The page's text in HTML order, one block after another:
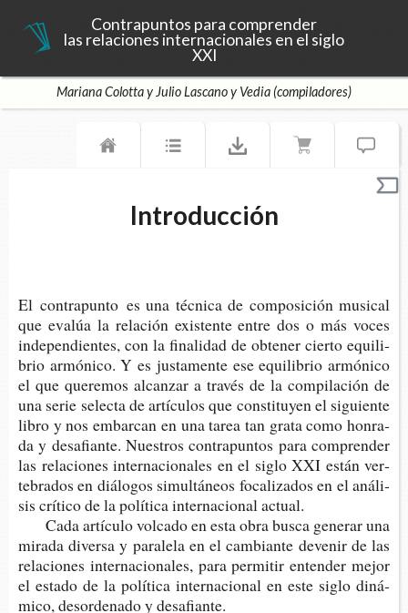
Contrapuntos para comprender
las relaciones internacionales en el siglo
XXI
Mariana Colotta y Julio Lascano y Vedia (compiladores)
Introducción
El con­tra­pun­to es una téc­ni­ca de com­po­si­ción musi­cal
que eva­lúa la rela­ción exis­ten­te entre dos o más voces
inde­pen­dien­tes, con la fina­li­dad de obte­ner cier­to equi­li­
brio armó­ni­co. Y es jus­ta­men­te ese equi­li­brio armó­ni­co
el que que­re­mos alcan­zar a tra­vés de la com­pi­la­ción de
una serie selec­ta de artícu­los que cons­ti­tu­yen el siguien­te
libro y nos embar­can en una tarea tan grata como hon­ra­
da y desa­fian­te. Nues­tros con­tra­pun­tos para com­pren­der
las rela­cio­nes inter­na­cio­na­les en el siglo XXI están ver­
te­bra­dos en diá­lo­gos simul­tá­neos foca­li­za­dos en el aná­li­
sis crí­ti­co de la polí­ti­ca inter­na­cio­nal actual.
Cada artícu­lo vol­ca­do en esta obra busca gene­rar una
mira­da diver­sa y para­le­la en el cam­bian­te deve­nir de las
rela­cio­nes inter­na­cio­na­les, para per­mi­tir enten­der mejor
el esta­do de la polí­ti­ca inter­na­cio­nal en este siglo diná­
mi­co, des­or­de­na­do y desafiante.